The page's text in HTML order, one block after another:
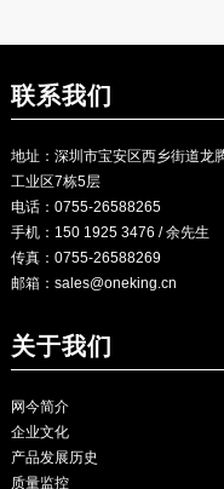
联系我们
地址：深圳市宝安区西乡街道龙
工业区7栋5层
电话：0755-26588265
手机：150 1925 3476 / 余先生
传真：0755-26588269
邮箱： sales@oneking.cn
关于我们
网今简介
企业文化
产品发展历史
质量监控